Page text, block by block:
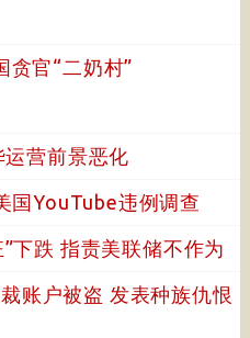
贪官“二奶村”
营前景恶化
国YouTube违例调查
下跌 指责美联储不作为
账户被盗 发表种族仇恨